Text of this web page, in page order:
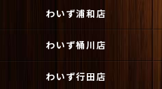
わいず浦和店
わいず桶川店
わいず行田店